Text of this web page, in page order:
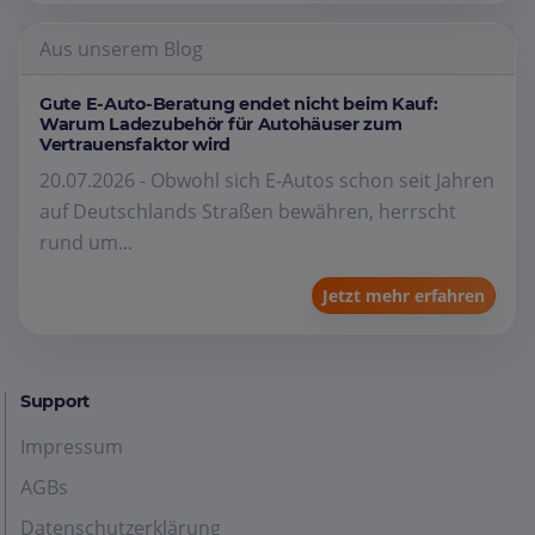
Aus unserem Blog
Gute E-Auto-Beratung endet nicht beim Kauf:
Warum Ladezubehör für Autohäuser zum
Vertrauensfaktor wird
20.07.2026 - Obwohl sich E-Autos schon seit Jahren
auf Deutschlands Straßen bewähren, herrscht
rund um...
Jetzt mehr erfahren
Support
Impressum
AGBs
Datenschutzerklärung